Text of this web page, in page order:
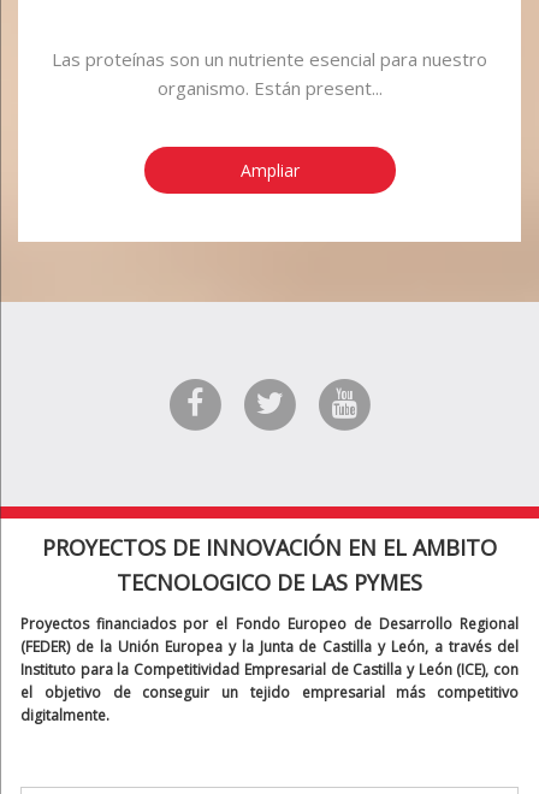
Las proteínas son un nutriente esencial para nuestro
organismo. Están present...
Ampliar
PROYECTOS DE INNOVACIÓN EN EL AMBITO
TECNOLOGICO DE LAS PYMES
Proyectos financiados por el Fondo Europeo de Desarrollo Regional
(FEDER) de la Unión Europea y la Junta de Castilla y León, a través del
Instituto para la Competitividad Empresarial de Castilla y León (ICE), con
el objetivo de conseguir un tejido empresarial más competitivo
digitalmente.